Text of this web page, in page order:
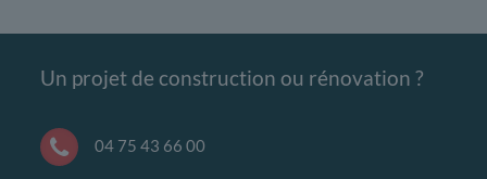
Un projet de construction ou rénovation ?
04 75 43 66 00